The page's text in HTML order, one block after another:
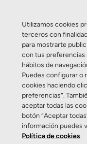
Etiqueta:
todas las
Productos Salud Visual
Utilizamos cookies
terceros con
para mostrarte
con tus preferencias
hábitos de
Puedes configurar o
cookies haciendo
preferencias”.
aceptar todas las
botón “Aceptar
información puedes
Política de cookies.